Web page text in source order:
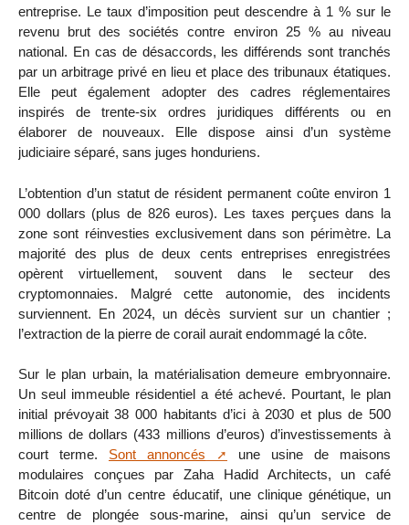
entreprise. Le taux d’imposition peut descendre à 1 % sur le
revenu brut des sociétés contre environ 25 % au niveau
national. En cas de désaccords, les différends sont tranchés
par un arbitrage privé en lieu et place des tribunaux étatiques.
Elle peut également adopter des cadres réglementaires
inspirés de trente-six ordres juridiques différents ou en
élaborer de nouveaux. Elle dispose ainsi d’un système
judiciaire séparé, sans juges honduriens.
L’obtention d’un statut de résident permanent coûte environ 1
000 dollars (plus de 826 euros). Les taxes perçues dans la
zone sont réinvesties exclusivement dans son périmètre. La
majorité des plus de deux cents entreprises enregistrées
opèrent virtuellement, souvent dans le secteur des
cryptomonnaies. Malgré cette autonomie, des incidents
surviennent. En 2024, un décès survient sur un chantier ;
l’extraction de la pierre de corail aurait endommagé la côte.
Sur le plan urbain, la matérialisation demeure embryonnaire.
Un seul immeuble résidentiel a été achevé. Pourtant, le plan
initial prévoyait 38 000 habitants d’ici à 2030 et plus de 500
millions de dollars (433 millions d’euros) d’investissements à
court terme. Sont annoncés
une usine de maisons
modulaires conçues par Zaha Hadid Architects, un café
Bitcoin doté d’un centre éducatif, une clinique génétique, un
centre de plongée sous-marine, ainsi qu’un service de